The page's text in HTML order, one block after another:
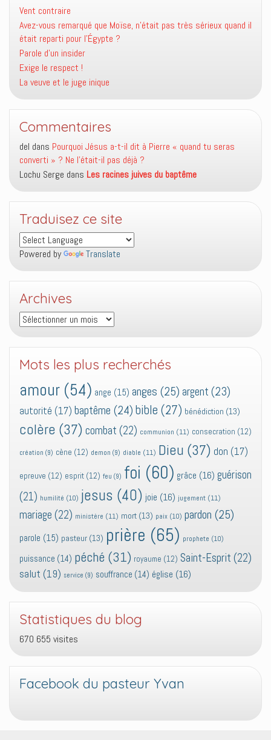
Vent contraire
Avez-vous remarqué que Moïse, n’était pas très sérieux quand il
était reparti pour l’Égypte ?
Parole d’un insider
Exige le respect !
La veuve et le juge inique
Commentaires
del dans Pourquoi Jésus a-t-il dit à Pierre « quand tu seras
converti » ? Ne l’était-il pas déjà ?
Lochu Serge dans Les racines juives du baptême
Traduisez ce site
Powered by Translate
Archives
Archives
Mots les plus recherchés
amour (54) ange (15) anges (25) argent (23)
autorité (17) baptême (24) bible (27) bénédiction (13)
colère (37) combat (22) communion (11) consecration (12)
création (9) cène (12) demon (9) diable (11) Dieu (37) don (17)
epreuve (12) esprit (12) feu (9) foi (60) grâce (16) guérison
(21) humilité (10) jesus (40) joie (16) jugement (11)
mariage (22) ministère (11) mort (13) paix (10) pardon (25)
parole (15) pasteur (13) prière (65) prophete (10)
puissance (14) péché (31) royaume (12) Saint-Esprit (22)
salut (19) service (9) souffrance (14) église (16)
Statistiques du blog
670 655 visites
Facebook du pasteur Yvan